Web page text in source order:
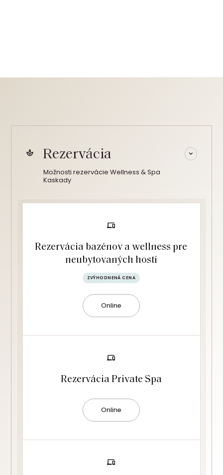
Rezervácia
Možnosti rezervácie Wellness & Spa
Kaskady
Rezervácia bazénov a wellness pre
neubytovaných hostí
ZVÝHODNENÁ CENA
Online
Rezervácia Private Spa
Online